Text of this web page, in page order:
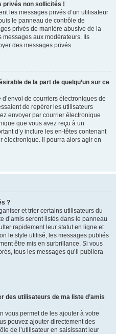
privés non sollicités !
les messages privés d’un utilisateur
le panneau de contrôle de
privés de manière abusive de la
messages aux modérateurs. Ils
des messages privés.
de la part de quelqu’un sur ce
de courriers électroniques de
de repérer les utilisateurs
envoyer par courrier électronique
que vous avez reçu à un
d’y inclure les en-têtes contenant
électronique. Il pourra alors agir en
?
et trier certains utilisateurs du
d’amis seront listés dans le panneau
rapidement leur statut en ligne et
le style utilisé, les messages publiés
être mis en surbrillance. Si vous
tous les messages qu’il publiera
des utilisateurs de ma liste d’amis
vous permet de les ajouter à votre
pouvez ajouter directement des
de l’utilisateur en saisissant leur